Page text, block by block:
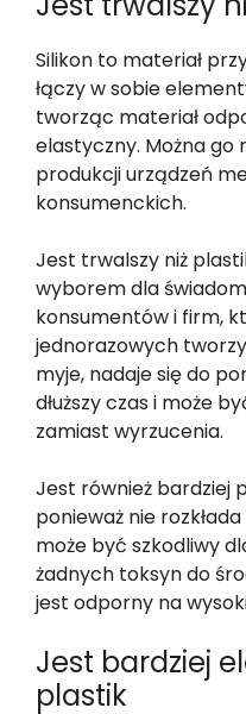
Silikon to materiał
łączy w sobie
tworząc materiał
elastyczny. Można go
produkcji urządzeń
konsumenckich.
Jest trwalszy niż
wyborem dla
konsumentów i firm,
jednorazowych
myje, nadaje się do
dłuższy czas i może
zamiast wyrzucenia.
Jest również bardziej
ponieważ nie
może być szkodliwy
żadnych toksyn do
jest odporny na
Jest bardziej
plastik